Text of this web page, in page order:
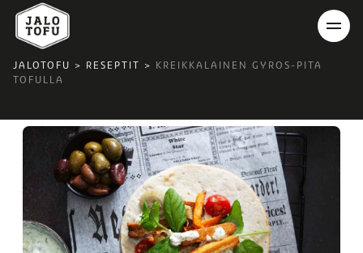
JALOTOFU > RESEPTIT >
KREIKKALAINEN GYROS-PITA
TOFULLA